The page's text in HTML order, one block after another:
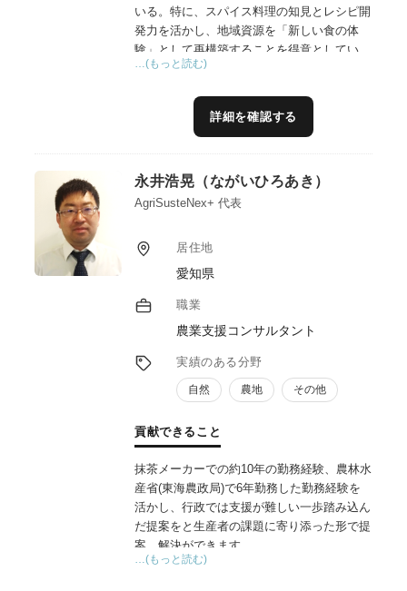
いる。特に、スパイス料理の知見とレシピ開
発力を活かし、地域資源を「新しい食の体
験」として再構築することを得意としてい
る。ターゲット分析、商品コンセプト設計、
格設計、販促企画まで一連のプロセスを伴走
型で支援し、地域食材を“選ばれる商品”へと
のネットワークを活かし、販路拡大やコラボ
レーション企画の創出を支援している。さら
を通じて、地域資源の価値向上と持続可能な
地域ブランドづくりに貢献している。
…(もっと読む)
詳細を確認する
永井浩晃（ながいひろあき）
AgriSusteNex+ 代表
居住地
愛知県
職業
農業支援コンサルタント
実績のある分野
自然 農地 その他
貢献できること
抹茶メーカーでの約10年の勤務経験、農林水
産省(東海農政局)で6年勤務した勤務経験を
活かし、行政では支援が難しい一歩踏み込ん
だ提案をと生産者の課題に寄り添った形で提
案、解決ができます。
特に輸出や品質管理は実務経験もあり、具体
…(もっと読む)